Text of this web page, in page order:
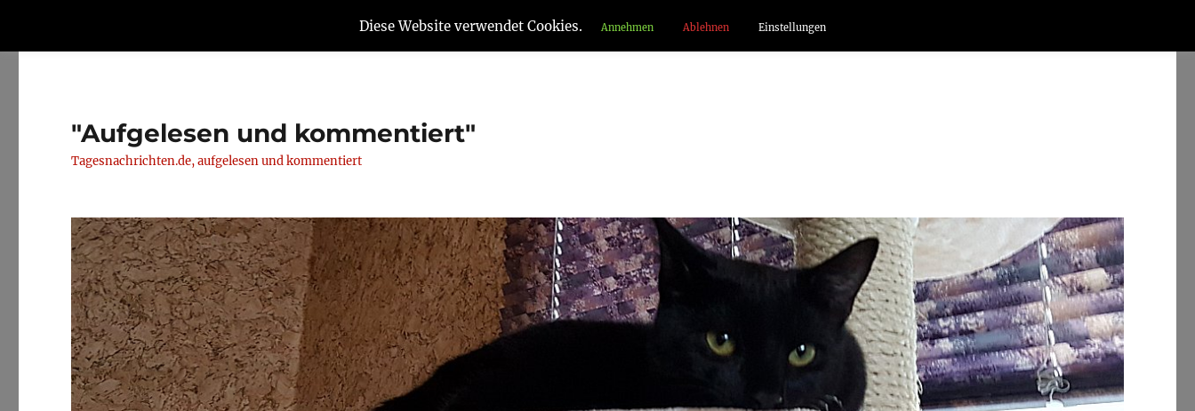
"Aufgelesen und kommentiert"
Tagesnachrichten.de, aufgelesen und kommentiert
Diese Website verwendet Cookies. Annehmen Ablehnen Einstellungen